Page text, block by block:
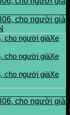
Xe
Xe
Xe